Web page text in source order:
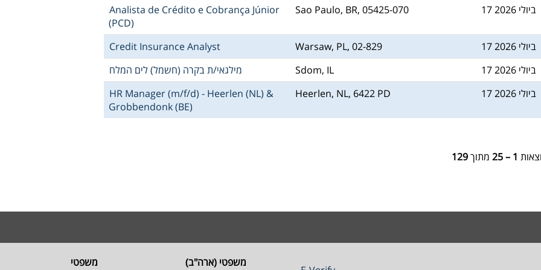
Analista de Crédito e Cobrança Júnior
(PCD)
Sao Paulo, BR, 05425-070 17 ביולי 2026
Credit Insurance Analyst Warsaw, PL, 02-829
17 ביולי 2026
מילגאי/ת בקרה (חשמל) לים המלח
Sdom, IL
17 ביולי 2026
HR Manager (m/f/d) - Heerlen (NL) &
Grobbendonk (BE)
Heerlen, NL, 6422 PD 17 ביולי 2026
1 – 25 מתוך129
משפטי משפטי (ארה"ב)